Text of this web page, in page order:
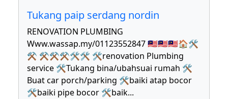
Tukang paip serdang nordin
RENOVATION PLUMBING
Www.wassap.my/01123552847 🇲🇾🇲🇾🇲🇾🏠🛠
⚒ ⚒⚒⚒🛠🛠 🛠renovation Plumbing
service 🛠Tukang bina/ubahsuai rumah 🛠
Buat car porch/parking 🛠baiki atap bocor
🛠baiki pipe bocor 🛠baik...